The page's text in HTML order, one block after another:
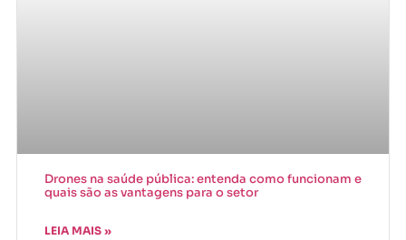
Drones na saúde pública: entenda como funcionam e
quais são as vantagens para o setor
LEIA MAIS »